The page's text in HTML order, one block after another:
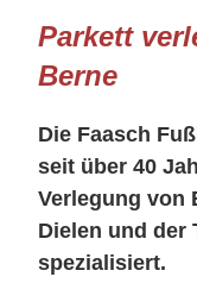
Parkett
Berne
Die Faasch
seit über 40
Verlegung von
Dielen und der
spezialisiert.